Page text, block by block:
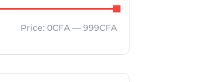
Price: 0CFA — 999CFA